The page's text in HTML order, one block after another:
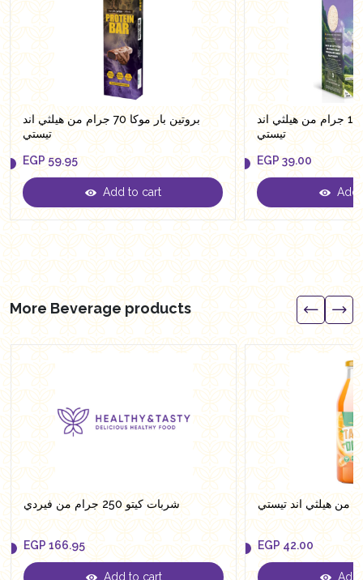
بروتين بار موكا 70 جرام من هيلثي اند
تيستي
EGP
EGP 59.95
Add to cart
رايس كيك طماطم 105 جرام من هيلثي اند
تيستي
EGP
EGP39.00
Add
More Beverage products
شربات كيتو 250 جرام من فيردي
EGP 166.95
Add to cart
EGP 42.00
Add